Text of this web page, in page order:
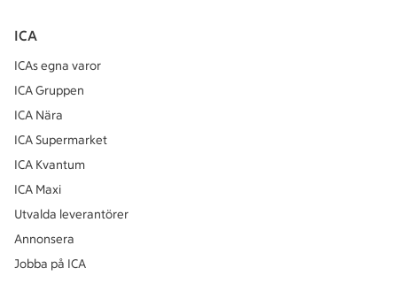
ICA
ICAs egna varor
ICA Gruppen
ICA Nära
ICA Supermarket
ICA Kvantum
ICA Maxi
Utvalda leverantörer
Annonsera
Jobba på ICA